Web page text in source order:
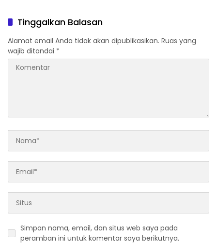
Tinggalkan Balasan
Alamat email Anda tidak akan dipublikasikan. Ruas yang
wajib ditandai *
Simpan nama, email, dan situs web saya pada
peramban ini untuk komentar saya berikutnya.